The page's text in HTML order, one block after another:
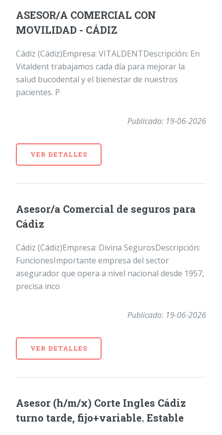
ASESOR/A COMERCIAL CON
MOVILIDAD - CÁDIZ
Cádiz (Cádiz)Empresa: VITALDENTDescripción: En
Vitaldent trabajamos cada día para mejorar la
salud bucodental y el bienestar de nuestros
pacientes. P
Publicado: 19-06-2026
VER DETALLES
Asesor/a Comercial de seguros para
Cádiz
Cádiz (Cádiz)Empresa: Divina SegurosDescripción:
FuncionesImportante empresa del sector
asegurador que opera a nivel nacional desde 1957,
precisa inco
Publicado: 19-06-2026
VER DETALLES
Asesor (h/m/x) Corte Ingles Cádiz
turno tarde, fijo+variable. Estable